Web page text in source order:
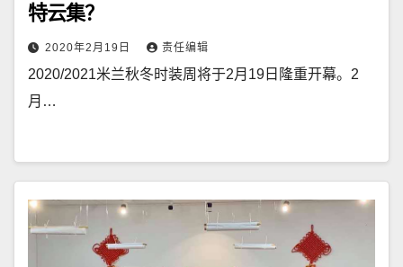
特云集？
2020年2月19日 责任编辑
2020/2021米兰秋冬时装周将于2月19日隆重开幕。2
月…